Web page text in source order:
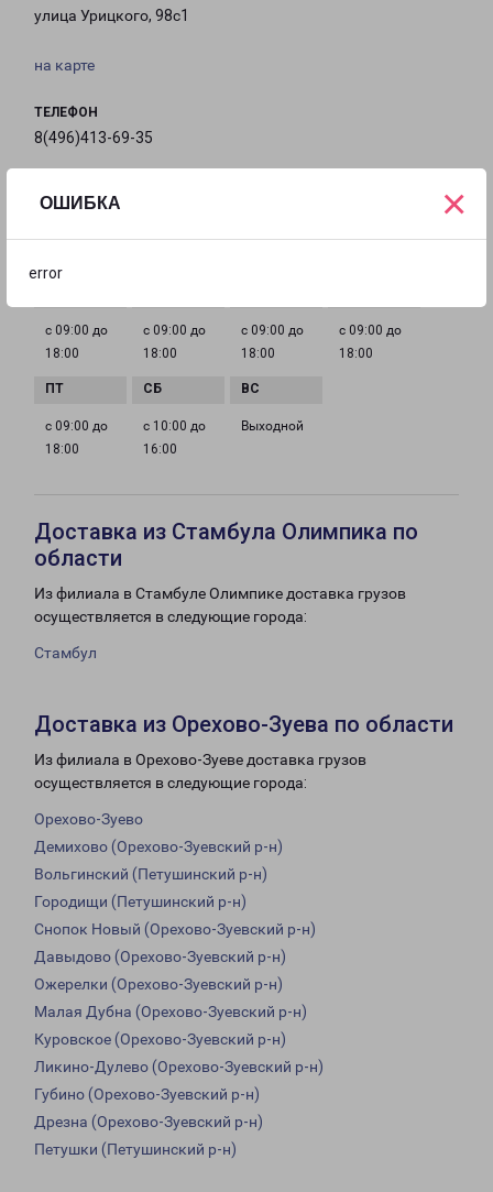
ОШИБКА
error
×
улица Урицкого, 98с1
на карте
ТЕЛЕФОН
8(496)413-69-35
oz-fr@pecom.ru
с 09:00 до
18:00
с 09:00 до
18:00
с 09:00 до
18:00
с 09:00 до
18:00
с 09:00 до
18:00
с 10:00 до
16:00
Выходной
Доставка из Стамбула Олимпика по
области
Из филиала в Стамбуле Олимпике доставка грузов
осуществляется в следующие города:
Стамбул
Доставка из Орехово-Зуева по области
Из филиала в Орехово-Зуеве доставка грузов
осуществляется в следующие города:
Орехово-Зуево
Демихово (Орехово-Зуевский р-н)
Вольгинский (Петушинский р-н)
Городищи (Петушинский р-н)
Снопок Новый (Орехово-Зуевский р-н)
Давыдово (Орехово-Зуевский р-н)
Ожерелки (Орехово-Зуевский р-н)
Малая Дубна (Орехово-Зуевский р-н)
Куровское (Орехово-Зуевский р-н)
Ликино-Дулево (Орехово-Зуевский р-н)
Губино (Орехово-Зуевский р-н)
Дрезна (Орехово-Зуевский р-н)
Петушки (Петушинский р-н)